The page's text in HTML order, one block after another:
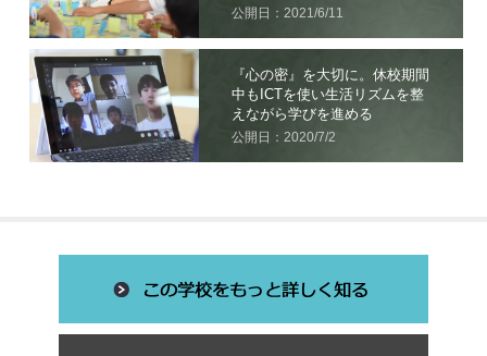
公開日：2021/6/11
『心の密』を大切に。休校期間
中もICTを使い生活リズムを整
えながら学びを進める
公開日：2020/7/2